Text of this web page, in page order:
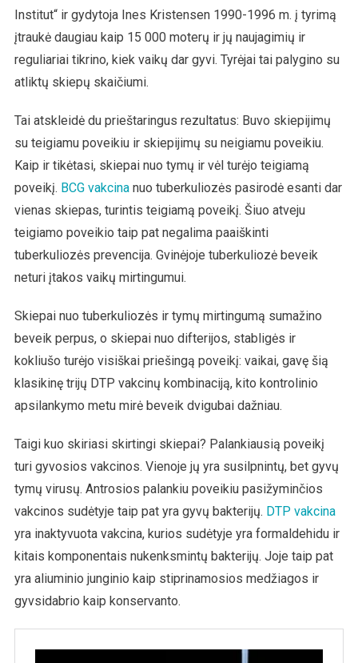
Institut“ ir gydytoja Ines Kristensen 1990-1996 m. į tyrimą
įtraukė daugiau kaip 15 000 moterų ir jų naujagimių ir
reguliariai tikrino, kiek vaikų dar gyvi. Tyrėjai tai palygino su
atliktų skiepų skaičiumi.
Tai atskleidė du prieštaringus rezultatus: Buvo skiepijimų
su teigiamu poveikiu ir skiepijimų su neigiamu poveikiu.
Kaip ir tikėtasi, skiepai nuo tymų ir vėl turėjo teigiamą
poveikį. BCG vakcinanuo tuberkuliozės pasirodė esanti dar
vienas skiepas, turintis teigiamą poveikį. Šiuo atveju
teigiamo poveikio taip pat negalima paaiškinti
tuberkuliozės prevencija. Gvinėjoje tuberkuliozė beveik
neturi įtakos vaikų mirtingumui.
Skiepai nuo tuberkuliozės ir tymų mirtingumą sumažino
beveik perpus, o skiepai nuo difterijos, stabligės ir
kokliušo turėjo visiškai priešingą poveikį: vaikai, gavę šią
klasikinę trijų DTP vakcinų kombinaciją, kito kontrolinio
apsilankymo metu mirė beveik dvigubai dažniau.
Taigi kuo skiriasi skirtingi skiepai? Palankiausią poveikį
turi gyvosios vakcinos. Vienoje jų yra susilpnintų, bet gyvų
tymų virusų. Antrosios palankiu poveikiu pasižyminčios
vakcinos sudėtyje taip pat yra gyvų bakterijų. DTP vakcina
yra inaktyvuota vakcina, kurios sudėtyje yra formaldehidu ir
kitais komponentais nukenksmintų bakterijų. Joje taip pat
yra aliuminio junginio kaip stiprinamosios medžiagos ir
gyvsidabrio kaip konservanto.